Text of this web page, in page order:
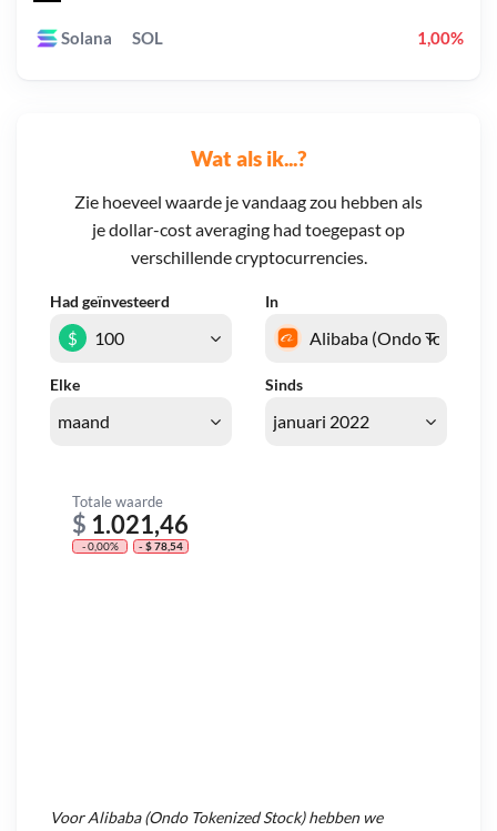
Wat als ik...?
Zie hoeveel waarde je vandaag zou hebben als
je dollar-cost averaging had toegepast op
verschillende cryptocurrencies.
Had geïnvesteerd In
Elke Sinds
$
Totale waarde
$ 1.021,46
- 0,00% - $ 78,54
VoorAlibaba (Ondo Tokenized Stock)hebben we
Solana SOL 1,00%